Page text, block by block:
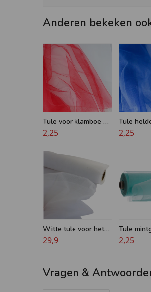
Anderen bekeken
Tule voor klamboe of
decoratie - 160 cm
2,25
Tule
voor
2,25
Witte tule voor het
maken van strikken -
29,9
Tule
breed
2,25
Vragen &